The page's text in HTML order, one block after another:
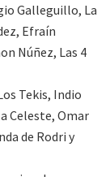
Galleguillo, La
Efraín
Núñez, Las 4
Tekis, Indio
Celeste, Omar
de Rodri y